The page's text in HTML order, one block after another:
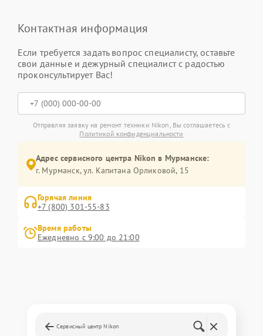
Контактная информация
Если требуется задать вопрос специалисту, оставьте
свои данные и дежурный специалист с радостью
проконсультирует Вас!
Отправляя заявку на ремонт техники Nikon, Вы соглашаетесь с
Политикой конфиденциальности
Адрес сервисного центра Nikon в Мурманске:
г. Мурманск, ул. Капитана Орликовой, 15
Горячая линия
+7 (800) 301-55-83
Время работы
Ежедневно с 9:00 до 21:00
Сервисный центр Nikon